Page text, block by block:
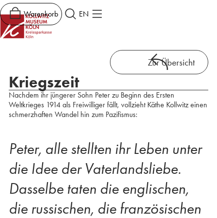
Warenkorb EN
Zur Übersicht
Kriegszeit
Nachdem ihr jüngerer Sohn Peter zu Beginn des Ersten
Weltkrieges 1914 als Freiwilliger fällt, vollzieht Käthe Kollwitz einen
schmerzhaften Wandel hin zum Pazifismus:
Peter, alle stellten ihr Leben unter
die Idee der Vaterlandsliebe.
Dasselbe taten die englischen,
die russischen, die französischen